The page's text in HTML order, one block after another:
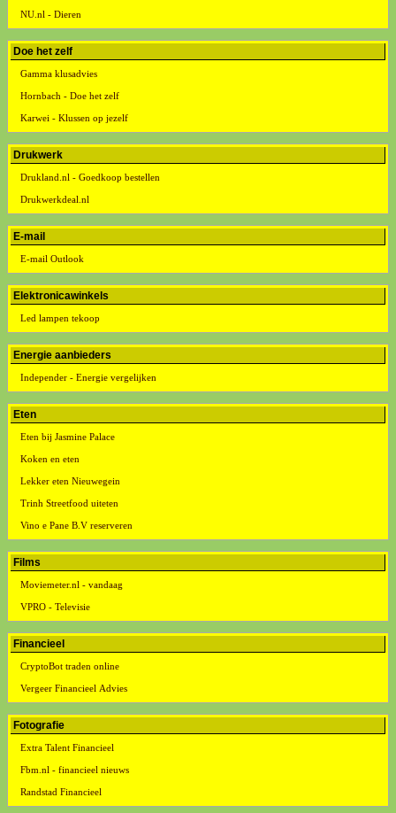
NU.nl - Dieren
Doe het zelf
Gamma klusadvies
Hornbach - Doe het zelf
Karwei - Klussen op jezelf
Drukwerk
Drukland.nl - Goedkoop bestellen
Drukwerkdeal.nl
E-mail
E-mail Outlook
Elektronicawinkels
Led lampen tekoop
Energie aanbieders
Independer - Energie vergelijken
Eten
Eten bij Jasmine Palace
Koken en eten
Lekker eten Nieuwegein
Trinh Streetfood uiteten
Vino e Pane B.V reserveren
Films
Moviemeter.nl - vandaag
VPRO - Televisie
Financieel
CryptoBot traden online
Vergeer Financieel Advies
Fotografie
Extra Talent Financieel
Fbm.nl - financieel nieuws
Randstad Financieel